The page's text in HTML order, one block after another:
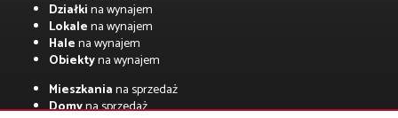
Działkina wynajem
Lokalena wynajem
Halena wynajem
Obiektyna wynajem
Mieszkaniana sprzedaż
Domyna sprzedaż